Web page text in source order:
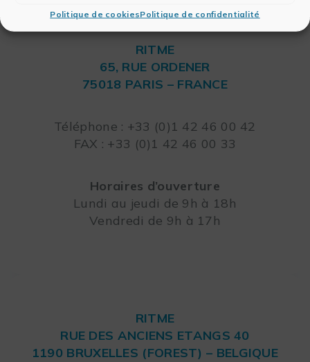
Politique de cookiesPolitique de confidentialité
RITME
65, RUE ORDENER
75018 PARIS – FRANCE
Téléphone : +33 (0)1 42 46 00 42
FAX : +33 (0)1 42 46 00 33
Horaires d’ouverture
Lundi au jeudi de 9h à 18h
Vendredi de 9h à 17h
RITME
RUE DES ANCIENS ETANGS 40
1190 BRUXELLES (FOREST) – BELGIQUE